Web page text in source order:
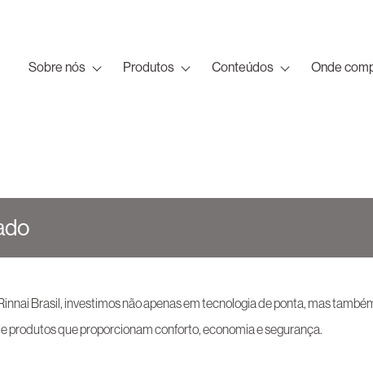
Sobre nós Produtos Conteúdos Onde
Brasil, investimos não apenas em tecnologia de ponta, mas
produtos que proporcionam conforto, economia e segurança.